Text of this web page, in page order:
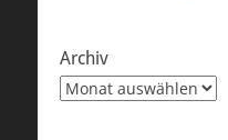
Archiv
Archiv